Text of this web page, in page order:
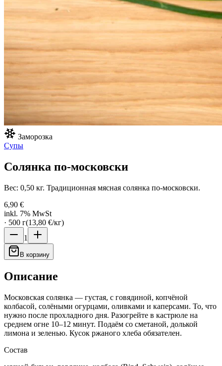
Заморозка
Супы
Солянка по-московски
Вес: 0,50 кг. Традиционная мясная солянка по-московски.
6,90 €
inkl. 7% MwSt
· 500 г(13,80 €/кг)
1
В корзину
Описание
Московская солянка — густая, с говядиной, копчёной
колбасой, солёными огурцами, оливками и каперсами. То, что
нужно после прохладного дня. Разогрейте в кастрюле на
среднем огне 10–12 минут. Подаём со сметаной, долькой
лимона и зеленью. Кусок ржаного хлеба обязателен.
Состав